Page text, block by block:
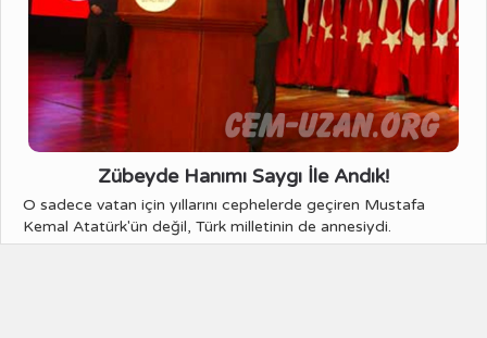
Zübeyde Hanımı Saygı İle Andık!
O sadece vatan için yıllarını cephelerde geçiren Mustafa
Kemal Atatürk'ün değil, Türk milletinin de annesiydi.